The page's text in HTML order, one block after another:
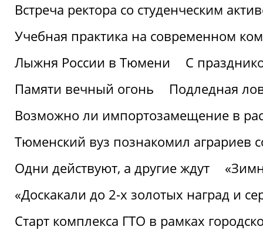
Встреча ректора со студенческим
Учебная практика на современном
Лыжня России в Тюмени
С
Памяти вечный огонь
Подледная
Возможно ли импортозамещение в
Тюменский вуз познакомил аграриев
Одни действуют, а другие ждут
«Доскакали до 2-х золотых наград и
Старт комплекса ГТО в рамках